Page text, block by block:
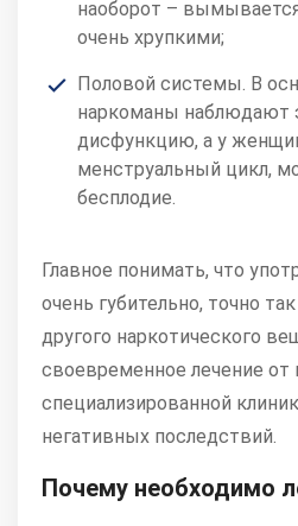
наоборот –
очень хрупкими;
Половой системы. В
наркоманы наблюдают
дисфункцию, а у
менструальный цикл,
бесплодие.
Главное понимать, что
очень губительно, точно
другого наркотического
своевременное лечение от
специализированной
негативных последствий.
Почему необходимо